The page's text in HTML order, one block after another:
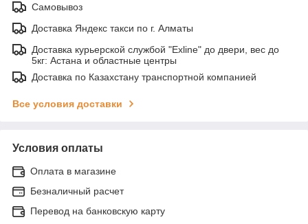
Самовывоз
Доставка Яндекс такси по г. Алматы
Доставка курьерской службой "Exline" до двери, вес до
5кг: Астана и областные центры
Доставка по Казахстану транспортной компанией
Все условия доставки
Условия оплаты
Оплата в магазине
Безналичный расчет
Перевод на банковскую карту